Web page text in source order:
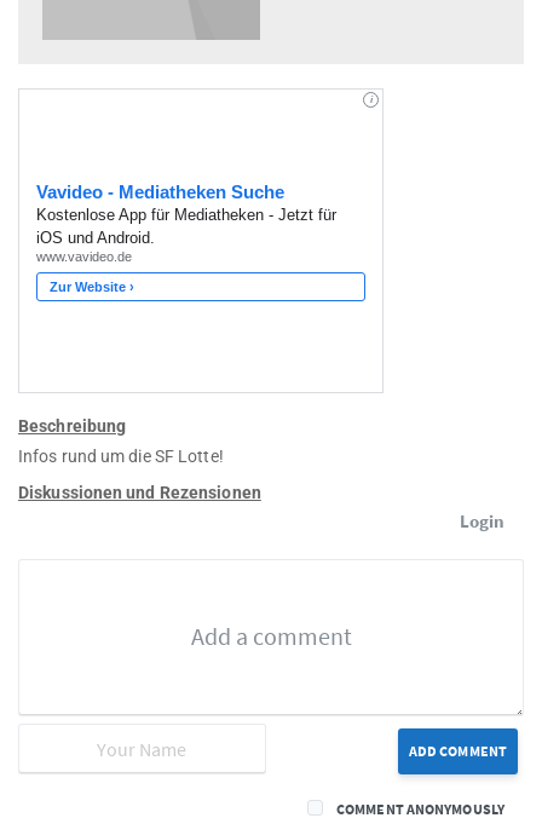
Beschreibung
Infos rund um die SF Lotte!
Diskussionen und Rezensionen
Login
ADD COMMENT
COMMENT ANONYMOUSLY